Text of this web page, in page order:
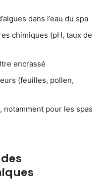
dans l’eau du spa
chimiques (pH, taux de
encrassé
(feuilles, pollen,
pour les spas